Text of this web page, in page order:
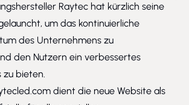
Raytec hat kürzlich seine
um das kontinuierliche
des Unternehmens zu
den Nutzern ein verbessertes
zu bieten.
dient die neue Website als